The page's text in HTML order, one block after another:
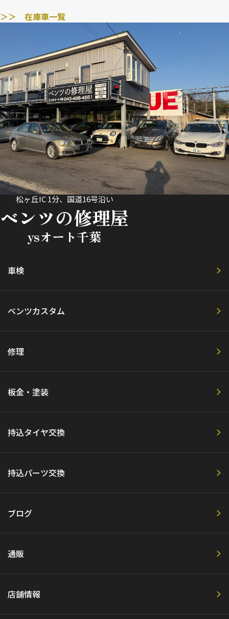
＞＞ 在庫車一覧
松ヶ丘IC 1分、国道16号沿い
ベンツの修理屋
ysオート千葉
車検
ベンツカスタム
修理
板金・塗装
持込タイヤ交換
持込パーツ交換
ブログ
通販
店舗情報